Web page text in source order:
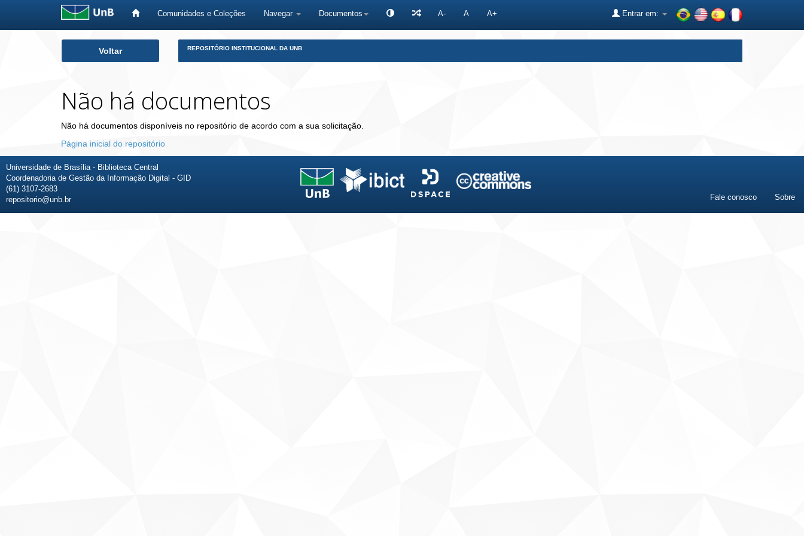
Comunidades e Coleções Navegar Documentos A- A A+ Entrar em:
Voltar REPOSITÓRIO INSTITUCIONAL DA UNB
Não há documentos
Não há documentos disponíveis no repositório de acordo com a sua solicitação.
Página inicial do repositório
Universidade de Brasília - Biblioteca Central
Coordenadoria de Gestão da Informação Digital - GID
(61) 3107-2683
repositorio@unb.br
Fale conosco Sobre